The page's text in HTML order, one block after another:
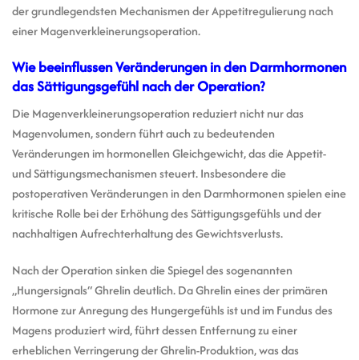
der grundlegendsten Mechanismen der Appetitregulierung nach
einer Magenverkleinerungsoperation.
Wie beeinflussen Veränderungen in den Darmhormonen
das Sättigungsgefühl nach der Operation?
Die Magenverkleinerungsoperation reduziert nicht nur das
Magenvolumen, sondern führt auch zu bedeutenden
Veränderungen im hormonellen Gleichgewicht, das die Appetit-
und Sättigungsmechanismen steuert. Insbesondere die
postoperativen Veränderungen in den Darmhormonen spielen eine
kritische Rolle bei der Erhöhung des Sättigungsgefühls und der
nachhaltigen Aufrechterhaltung des Gewichtsverlusts.
Nach der Operation sinken die Spiegel des sogenannten
„Hungersignals“ Ghrelin deutlich. Da Ghrelin eines der primären
Hormone zur Anregung des Hungergefühls ist und im Fundus des
Magens produziert wird, führt dessen Entfernung zu einer
erheblichen Verringerung der Ghrelin-Produktion, was das